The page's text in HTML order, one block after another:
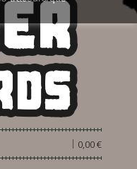
0,00 €
|